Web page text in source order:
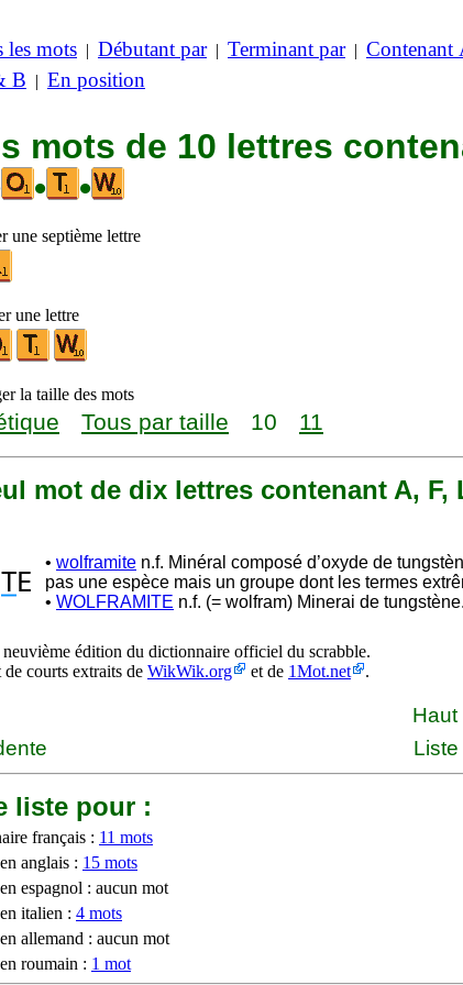
les mots | Débutant par| Terminant par| Contenant
B | En position
mots de 10 lettres
• •
une septième lettre
une lettre
la taille des mots
Tous par taille 10 11
mot de dix lettres contenant A, F,
TE
• wolframite n.f. Minéral composé d’oxyde de
pas une espèce mais un groupe dont les termes
• WOLFRAMITE n.f. (= wolfram) Minerai de tungstène.
édition du dictionnaire officiel du scrabble.
courts extraits de WikWik.org et de 1Mot.net .
Haut
liste pour :
français : 11 mots
anglais : 15 mots
espagnol : aucun mot
italien : 4 mots
allemand : aucun mot
roumain : 1 mot